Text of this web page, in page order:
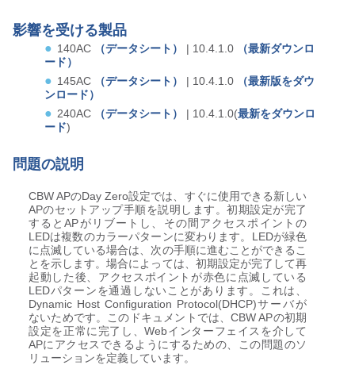
影響を受ける製品
140AC （データシート） | 10.4.1.0
（最新ダウンロ
ード）
145AC
（データシート） | 10.4.1.0
（最新版をダウ
ンロード）
240AC
（データシート） | 10.4.1.0(最新をダウンロ
ード)
問題の説明
CBW APのDay Zero設定では、すぐに使用できる新しい
APのセットアップ手順を説明します。初期設定が完了
するとAPがリブートし、その間アクセスポイントの
LEDは複数のカラーパターンに変わります。LEDが緑色
に点滅している場合は、次の手順に進むことができるこ
とを示します。場合によっては、初期設定が完了して再
起動した後、アクセスポイントが赤色に点滅している
LEDパターンを通過しないことがあります。これは、
Dynamic Host Configuration Protocol(DHCP)サーバが
ないためです。このドキュメントでは、CBW APの初期
設定を正常に完了し、Webインターフェイスを介して
APにアクセスできるようにするための、この問題のソ
リューションを定義しています。